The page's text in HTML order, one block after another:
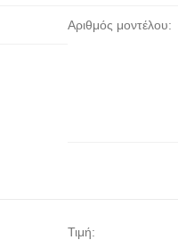
Αριθμός μοντέλου:
Τιμή: